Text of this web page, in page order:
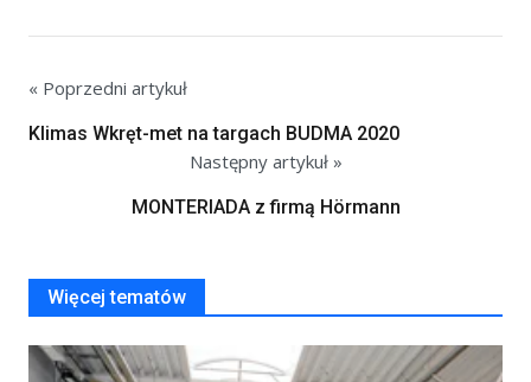
« Poprzedni artykuł
Klimas Wkręt-met na targach BUDMA 2020
Następny artykuł »
MONTERIADA z firmą Hörmann
Więcej tematów